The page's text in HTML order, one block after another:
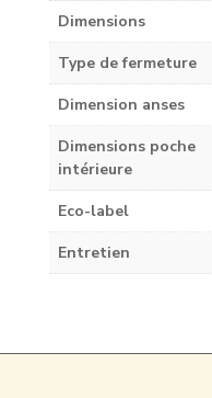
Dimensions
Type de fermeture
Dimension anses
Dimensions poche
intérieure
Eco-label
Entretien